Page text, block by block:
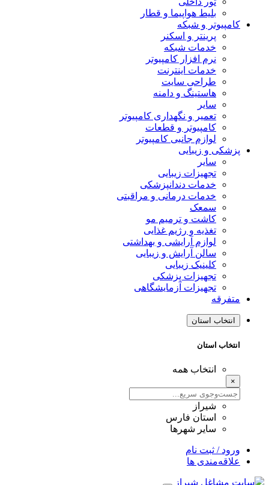
بلیط هواپیما و قطار
کامپیوتر و شبکه
پرینتر و اسکنر
خدمات شبکه
نرم افزار کامپیوتر
خدمات اینترنت
طراحی سایت
هاستینگ و دامنه
سایر
تعمیر و نگهداری کامپیوتر
کامپیوتر و قطعات
لوازم جانبی کامپیوتر
پزشکی و زیبایی
سایر
تجهیزات زیبایی
خدمات دندانپزشکی
خدمات درمانی و مراقبتی
سمعک
کاشت و ترمیم مو
تغذیه و رژیم غذایی
لوازم آرایشی و بهداشتی
سالن آرایش و زیبایی
کلینیک زیبایی
تجهیزات پزشکی
تجهیزات آزمایشگاهی
متفرقه
انتخاب استان
انتخاب استان
انتخاب همه
×
شیراز
استان فارس
سایر شهرها
ورود / ثبت نام
علاقه‌مندی ها